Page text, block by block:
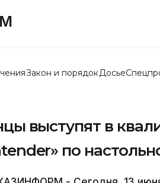
Закон и порядок Досье
выступят в
по